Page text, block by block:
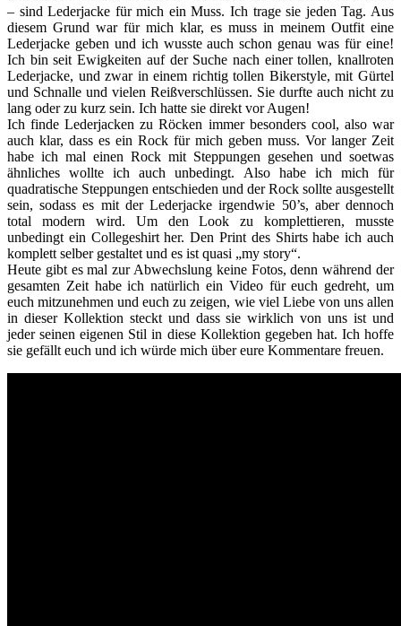
– sind Lederjacke für mich ein Muss. Ich trage sie jeden Tag. Aus
diesem Grund war für mich klar, es muss in meinem Outfit eine
Lederjacke geben und ich wusste auch schon genau was für eine!
Ich bin seit Ewigkeiten auf der Suche nach einer tollen, knallroten
Lederjacke, und zwar in einem richtig tollen Bikerstyle, mit Gürtel
und Schnalle und vielen Reißverschlüssen. Sie durfte auch nicht zu
lang oder zu kurz sein. Ich hatte sie direkt vor Augen!
Ich finde Lederjacken zu Röcken immer besonders cool, also war
auch klar, dass es ein Rock für mich geben muss. Vor langer Zeit
habe ich mal einen Rock mit Steppungen gesehen und soetwas
ähnliches wollte ich auch unbedingt. Also habe ich mich für
quadratische Steppungen entschieden und der Rock sollte ausgestellt
sein, sodass es mit der Lederjacke irgendwie 50’s, aber dennoch
total modern wird. Um den Look zu komplettieren, musste
unbedingt ein Collegeshirt her. Den Print des Shirts habe ich auch
komplett selber gestaltet und es ist quasi „my story“.
Heute gibt es mal zur Abwechslung keine Fotos, denn während der
gesamten Zeit habe ich natürlich ein Video für euch gedreht, um
euch mitzunehmen und euch zu zeigen, wie viel Liebe von uns allen
in dieser Kollektion steckt und dass sie wirklich von uns ist und
jeder seinen eigenen Stil in diese Kollektion gegeben hat. Ich hoffe
sie gefällt euch und ich würde mich über eure Kommentare freuen.